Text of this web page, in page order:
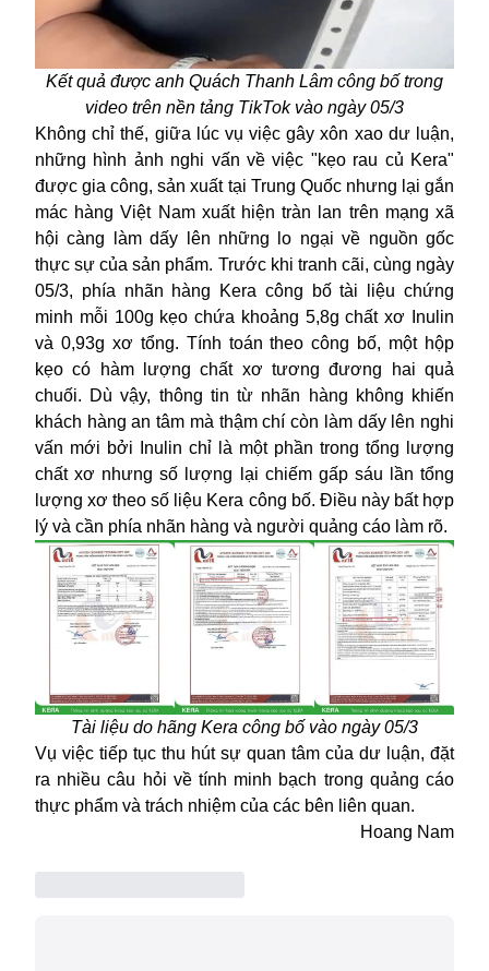
Kết quả được anh Quách Thanh Lâm công bố trong
video trên nền tảng TikTok vào ngày 05/3
Không chỉ thế, giữa lúc vụ việc gây xôn xao dư luận,
những hình ảnh nghi vấn về việc "kẹo rau củ Kera"
được gia công, sản xuất tại Trung Quốc nhưng lại gắn
mác hàng Việt Namxuất hiện tràn lan trên mạng xã
hội càng
làm dấy lên những lo ngại về nguồn gốc
thực sự của sản phẩm. Trướckhi tranh cãi, cùng ngày
05/3, phía nhãn hàng Kera công bố tài liệuchứng
minh mỗi 100g kẹo chứa khoảng 5,8g chất xơ Inulin
và 0,93g xơ tổng. Tính toán theo công bố, một hộp
kẹo có hàm lượng chất xơ tương đương hai quả
chuối. Dù vậy, thông tintừ nhãn hàng không khiến
khách hàng an tâm mà thậm chí còn làm dấy lên nghi
vấn mới bởi Inulin chỉ là một phần trong tổng lượng
chất xơ nhưng số lượng lại chiếm gấp sáu lần tổng
lượng xơ theosố liệu Kera công bố. Điều nàybất hợp
lý và cần phía nhãn hàng và người quảng cáo làm rõ.
Tài liệu do hãng Kera công bố vào ngày 05/3
Vụ việc tiếp tục thu hút sự quan tâm của dư luận, đặt
ra nhiều câu hỏi về tính minh bạch trong quảng cáo
thực phẩm và trách nhiệm của các bên liên quan.
Hoang Nam